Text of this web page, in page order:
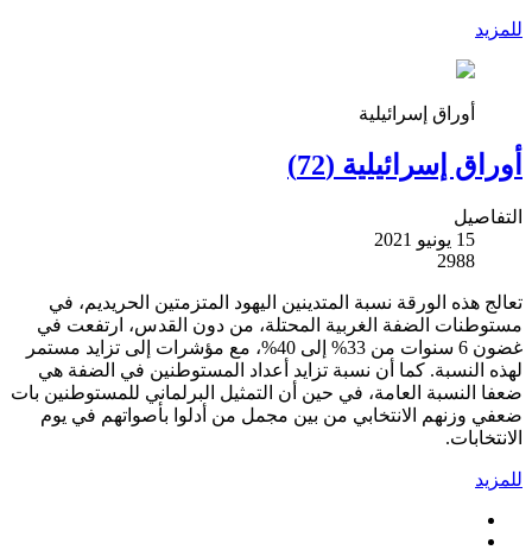
للمزيد
أوراق إسرائيلية
أوراق إسرائيلية (72)
التفاصيل
15 يونيو 2021
2988
تعالج هذه الورقة نسبة المتدينين اليهود المتزمتين الحريديم، في
مستوطنات الضفة الغربية المحتلة، من دون القدس، ارتفعت في
غضون 6 سنوات من 33% إلى 40%، مع مؤشرات إلى تزايد مستمر
لهذه النسبة. كما أن نسبة تزايد أعداد المستوطنين في الضفة هي
ضعفا النسبة العامة، في حين أن التمثيل البرلماني للمستوطنين بات
ضعفي وزنهم الانتخابي من بين مجمل من أدلوا بأصواتهم في يوم
الانتخابات.
للمزيد